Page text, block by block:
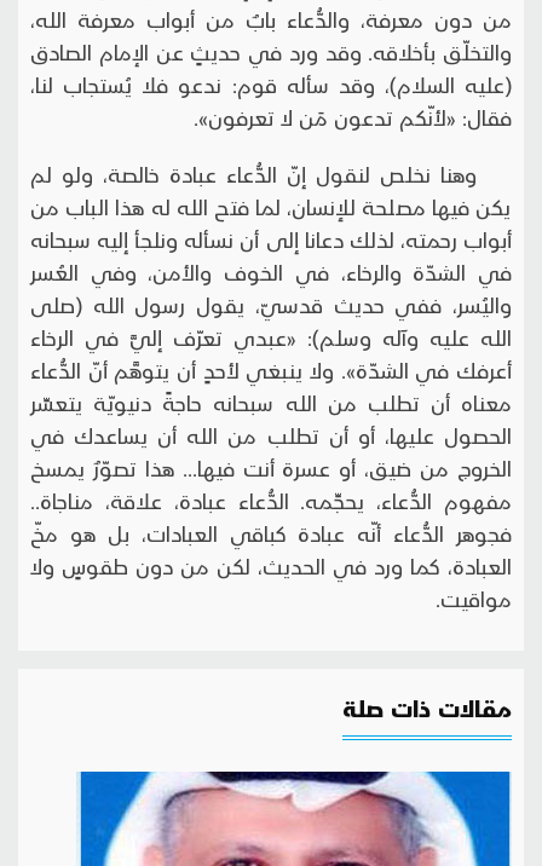
من دون معرفة، والدُّعاء بابٌ من أبواب معرفة الله،
والتخلّق بأخلاقه. وقد ورد في حديثٍ عن الإمام الصادق
(عليه السلام)، وقد سأله قوم: ندعو فلا يُستجاب لنا،
فقال: «لأنّكم تدعون مَن لا تعرفون».
وهنا نخلص لنقول إنّ الدُّعاء عبادة خالصة، ولو لم
يكن فيها مصلحة للإنسان، لما فتح الله له هذا الباب من
أبواب رحمته، لذلك دعانا إلى أن نسأله ونلجأ إليه سبحانه
في الشدّة والرخاء، في الخوف والأمن، وفي العُسر
واليُسر، ففي حديث قدسيّ، يقول رسول الله (صلى
الله عليه وآله وسلم): «عبدي تعرّف إليَّ في الرخاء
أعرفك في الشدّة». ولا ينبغي لأحدٍ أن يتوهَّم أنّ الدُّعاء
معناه أن تطلب من الله سبحانه حاجةً دنيويّة يتعسِّر
الحصول عليها، أو أن تطلب من الله أن يساعدك في
الخروج من ضيق، أو عسرة أنت فيها... هذا تصوّرٌ يمسخ
مفهوم الدُّعاء، يحجِّمه. الدُّعاء عبادة، علاقة، مناجاة..
فجوهر الدُّعاء أنّه عبادة كباقي العبادات، بل هو مخّ
العبادة، كما ورد في الحديث، لكن من دون طقوسٍ ولا
مواقيت.
مقالات ذات صلة